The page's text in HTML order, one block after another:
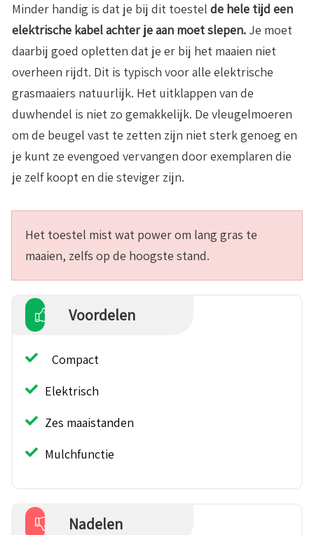
Minder handig is dat je bij dit toestel de hele tijd een
elektrische kabel achter je aan moet slepen. Je moet
daarbij goed opletten dat je er bij het maaien niet
overheen rijdt. Dit is typisch voor alle elektrische
grasmaaiers natuurlijk. Het uitklappen van de
duwhendel is niet zo gemakkelijk. De vleugelmoeren
om de beugel vast te zetten zijn niet sterk genoeg en
je kunt ze evengoed vervangen door exemplaren die
je zelf koopt en die steviger zijn.
Het toestel mist wat power om lang gras te
maaien, zelfs op de hoogste stand.
Voordelen
Compact
Elektrisch
Zes maaistanden
Mulchfunctie
Nadelen